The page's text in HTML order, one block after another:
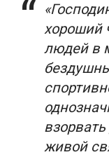
хороший
людей в
живой